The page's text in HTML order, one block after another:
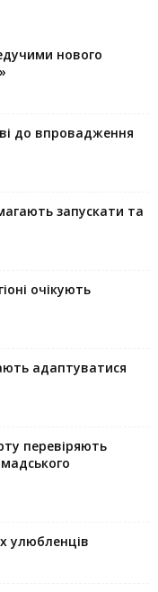
нового
до впровадження
запускaти та
очікують
адаптуватися
перевіряють
улюбленців